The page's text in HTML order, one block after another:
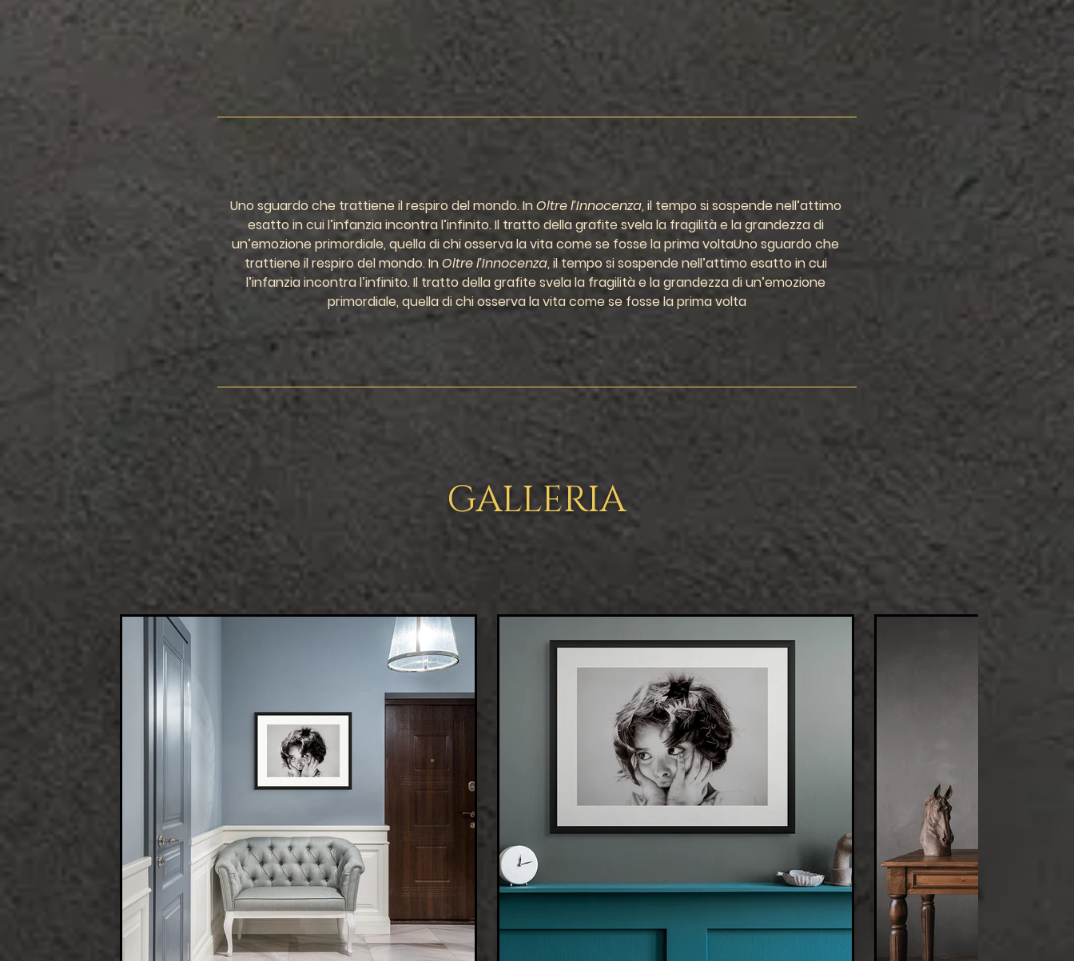
Uno sguardo che trattiene il respiro del mondo. In Oltre l’Innocenza, il tempo si sospende nell’attimo
esatto in cui l’infanzia incontra l’infinito. Il tratto della grafite svela la fragilità e la grandezza di
un’emozione primordiale, quella di chi osserva la vita come se fosse la prima voltaUno sguardo che
trattiene il respiro del mondo. In Oltre l’Innocenza, il tempo si sospende nell’attimo esatto in cui
l’infanzia incontra l’infinito. Il tratto della grafite svela la fragilità e la grandezza di un’emozione
primordiale, quella di chi osserva la vita come se fosse la prima volta
GALLERIA